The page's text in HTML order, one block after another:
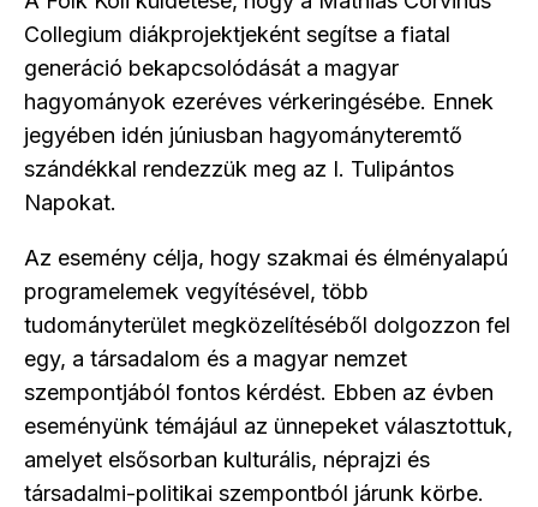
Collegium diákprojektjeként segítse a fiatal
generáció bekapcsolódását a magyar
hagyományok ezeréves vérkeringésébe. Ennek
jegyében idén júniusban hagyományteremtő
szándékkal rendezzük meg az I. Tulipántos
Napokat.
Az esemény célja, hogy szakmai és élményalapú
programelemek vegyítésével, több
tudományterület megközelítéséből dolgozzon fel
egy, a társadalom és a magyar nemzet
szempontjából fontos kérdést. Ebben az évben
eseményünk témájául az ünnepeket választottuk,
amelyet elsősorban kulturális, néprajzi és
társadalmi-politikai szempontból járunk körbe.